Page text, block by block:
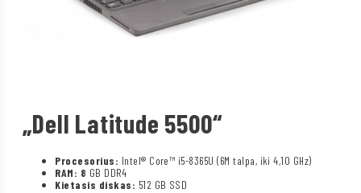
„Dell Latitude 5500“
Procesorius: Intel® Core™ i5-8365U (6M talpa, iki 4,10 GHz)
RAM: 8 GB DDR4
Kietasis diskas: 512 GB SSD